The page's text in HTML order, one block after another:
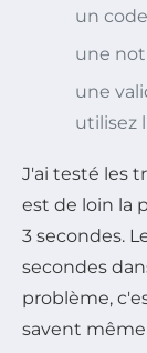
un
une
une
utilisez
J'ai testé les
est de loin la
3 secondes.
secondes
problème,
savent